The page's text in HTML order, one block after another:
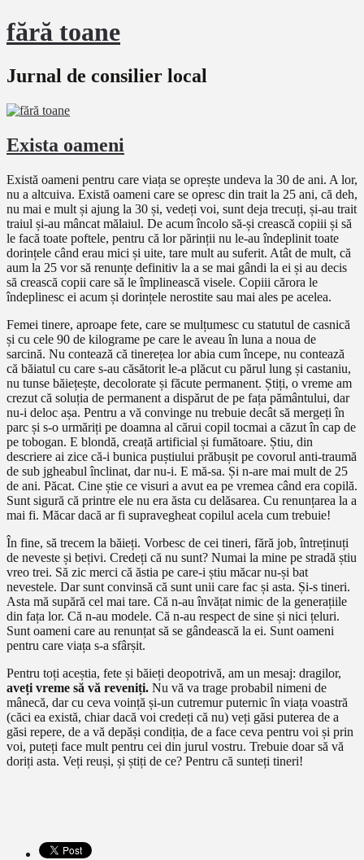
fără toane
Jurnal de consilier local
Exista oameni
Există oameni pentru care viața se oprește undeva la 30 de ani. A lor,
nu a altcuiva. Există oameni care se opresc din trait la 25 ani, că deh,
nu mai e mult și ajung la 30 și, vedeți voi, sunt deja trecuți, și-au trait
traiul și-au mâncat mălaiul. De acum încolo să-și crească copiii și să
le facă toate poftele, pentru că lor părinții nu le-au îndeplinit toate
dorințele când erau mici și uite, tare mult au suferit. Atât de mult, că
aum la 25 vor să renunțe definitiv la a se mai gândi la ei și au decis
să crească copii care să le împlinească visele. Copiii cărora le
îndeplinesc ei acum și dorințele nerostite sau mai ales pe acelea.
Femei tinere, aproape fete, care se mulțumesc cu statutul de casnică
și cu cele 90 de kilograme pe care le aveau în luna a noua de
sarcină. Nu contează că tinerețea lor abia cum începe, nu contează
că băiatul cu care s-au căsătorit le-a plăcut cu părul lung și castaniu,
nu tunse băiețește, decolorate și făcute permanent. Știți, o vreme am
crezut că soluția de permanent a dispărut de pe fața pământului, dar
nu-i deloc așa. Pentru a vă convinge nu trebuie decât să mergeți în
parc și s-o urmăriți pe doamna al cărui copil tocmai a căzut în cap de
pe tobogan. E blondă, creață artificial și fumătoare. Știu, din
descriere ai zice că-i bunica puștiului prăbușit pe covorul anti-traumă
de sub jgheabul înclinat, dar nu-i. E mă-sa. Și n-are mai mult de 25
de ani. Păcat. Cine știe ce visuri a avut ea pe vremea când era copilă.
Sunt sigură că printre ele nu era ăsta cu delăsarea. Cu renunțarea la a
mai fi. Măcar dacă ar fi supravegheat copilul acela cum trebuie!
În fine, să trecem la băieți. Vorbesc de cei tineri, fără job, întreținuți
de neveste și bețivi. Credeți că nu sunt? Numai la mine pe stradă știu
vreo trei. Să zic merci că ăstia pe care-i știu măcar nu-și bat
nevestele. Dar sunt convinsă că sunt unii care fac și asta. Și-s tineri.
Asta mă supără cel mai tare. Că n-au învățat nimic de la generațiile
din fața lor. Că n-au modele. Că n-au respect de sine și nici țeluri.
Sunt oameni care au renunțat să se gândească la ei. Sunt oameni
pentru care viața s-a sfârșit.
Pentru toți aceștia, fete și băieți deopotrivă, am un mesaj: dragilor,
aveți vreme să vă reveniți. Nu vă va trage probabil nimeni de
mânecă, dar cu ceva voință și-un cutremur puternic în viața voastră
(căci ea există, chiar dacă voi credeți că nu) veți găsi puterea de a
găsi repere, de a vă depăși condiția, de a face ceva pentru voi și prin
voi, puteți face mult pentru cei din jurul vostru. Trebuie doar să vă
doriți asta. Veți reuși, și știți de ce? Pentru că sunteți tineri!